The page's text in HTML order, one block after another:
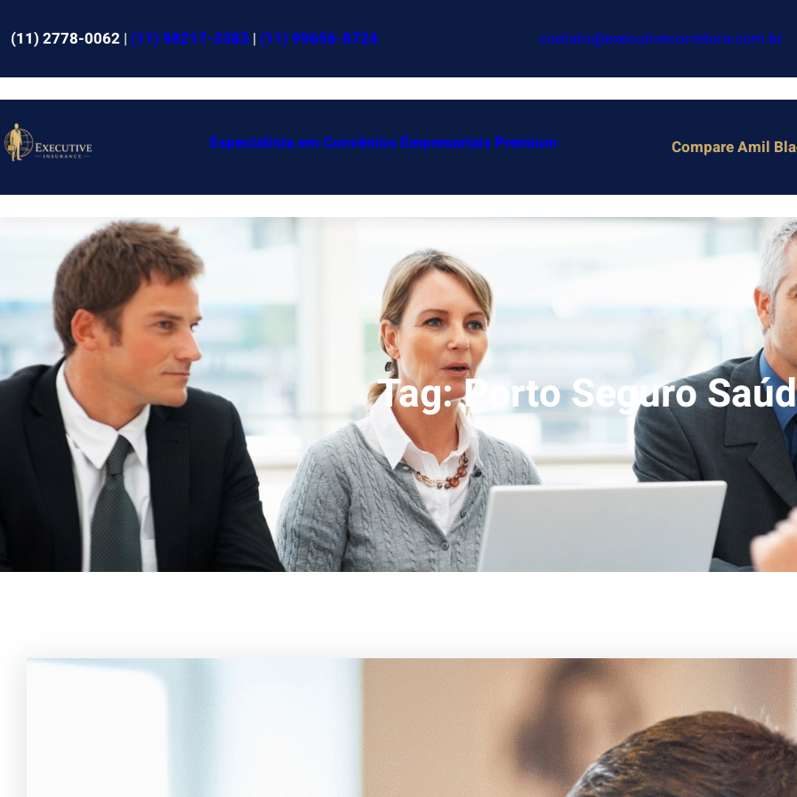
para
(11) 2778-0062 | (11) 98217-3383 | (11) 99656-8724 contato@executivecorretora.com.br
Especialista em Convênios Empresariais Premium Compare Amil
Tag:Porto Seguro